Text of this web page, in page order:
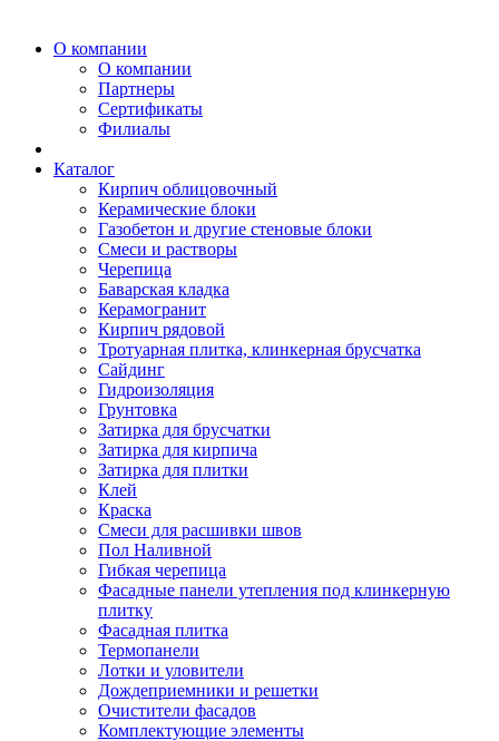
О компании
О компании
Партнеры
Сертификаты
Филиалы
Каталог
Кирпич облицовочный
Керамические блоки
Газобетон и другие стеновые блоки
Смеси и растворы
Черепица
Баварская кладка
Керамогранит
Кирпич рядовой
Тротуарная плитка, клинкерная брусчатка
Сайдинг
Гидроизоляция
Грунтовка
Затирка для брусчатки
Затирка для кирпича
Затирка для плитки
Клей
Краска
Смеси для расшивки швов
Пол Наливной
Гибкая черепица
Фасадные панели утепления под клинкерную
плитку
Фасадная плитка
Термопанели
Лотки и уловители
Дождеприемники и решетки
Очистители фасадов
Комплектующие элементы